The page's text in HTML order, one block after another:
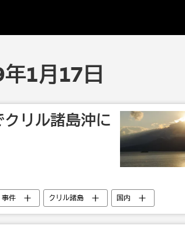
1月17日
リル諸島沖に
事件 クリル諸島 国内